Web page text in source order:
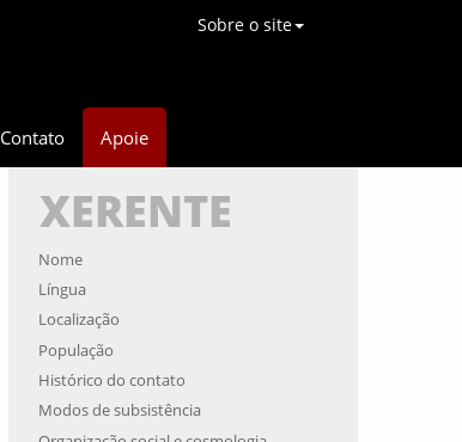
Sobre o site
Contato Apoie
XERENTE
Nome
Língua
Localização
População
Histórico do contato
Modos de subsistência